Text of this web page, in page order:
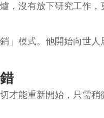
，沒有放下研究工作，
」模式。他開始向世
才能重新開始，只需